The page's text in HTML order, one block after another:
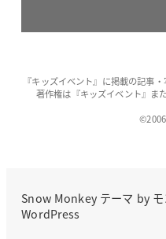
『キッズイベント』に掲載の記事
著作権は『キッズイベント』ま
Snow Monkeyテーマ by
WordPress